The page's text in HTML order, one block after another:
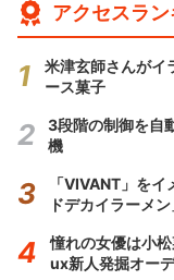
アクセスラ
米津玄師さんがイ
ース菓子
3段階の制御を自
機
「VIVANT」を
ドデカイラーメ
憧れの女優は小
ux新人発掘オー